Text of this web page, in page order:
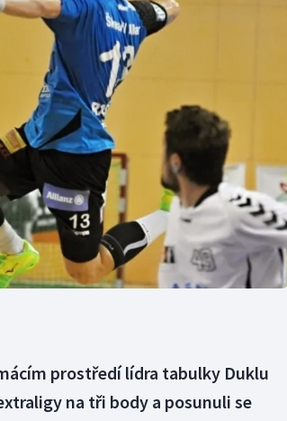
Moderní pětiboj
Motorsport
Olympijské hry
Parasport
Plážový volejbal
Volejbal
Ostatní
prostředí lídra tabulky Duklu
na tři body a posunuli se